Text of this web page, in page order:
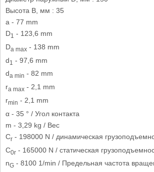
Высота B, мм : 35
a - 77 mm
D1 - 123,6 mm
Da max - 138 mm
d1 - 97,6 mm
da min - 82 mm
ra max - 2,1 mm
rmin - 2,1 mm
α - 35 ° / Угол контакта
m - 3,29 kg / Вес
Cr - 198000 N / динамическая
C0r - 165000 N / статическая
nG - 8100 1/min / Предельная частота